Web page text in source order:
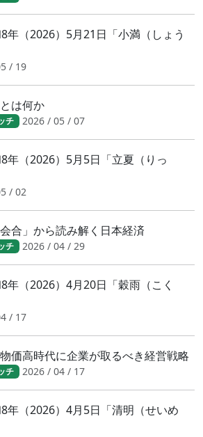
（2026）5月21日「小満（しょう
/ 19
は何か
チ 2026 / 05 / 07
（2026）5月5日「立夏（りっ
/ 02
合」から読み解く日本経済
チ 2026 / 04 / 29
（2026）4月20日「穀雨（こく
/ 17
価高時代に企業が取るべき経営戦略
チ 2026 / 04 / 17
（2026）4月5日「清明（せいめ